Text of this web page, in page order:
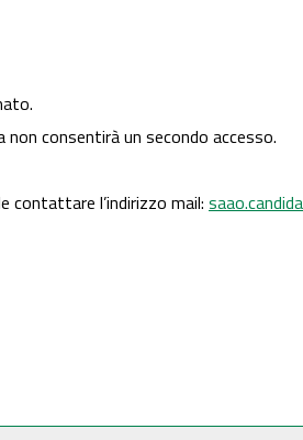
consentirà un secondo accesso.
contattare l’indirizzo mail: